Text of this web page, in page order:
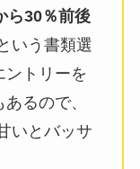
ら30％前後
いう書類選
ントリーを
るので、
いとバッサ